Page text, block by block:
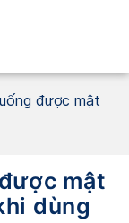
được mật
mật
dùng